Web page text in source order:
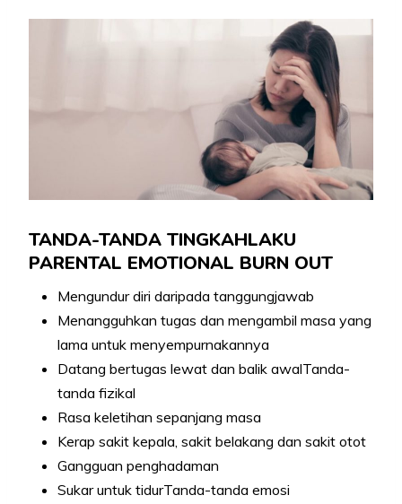
TANDA-TANDA TINGKAHLAKU
PARENTAL EMOTIONAL BURN OUT
Mengundur diri daripada tanggungjawab
Menangguhkan tugas dan mengambil masa yang
lama untuk menyempurnakannya
Datang bertugas lewat dan balik awalTanda-
tanda fizikal
Rasa keletihan sepanjang masa
Kerap sakit kepala, sakit belakang dan sakit otot
Gangguan penghadaman
Sukar untuk tidurTanda-tanda emosi